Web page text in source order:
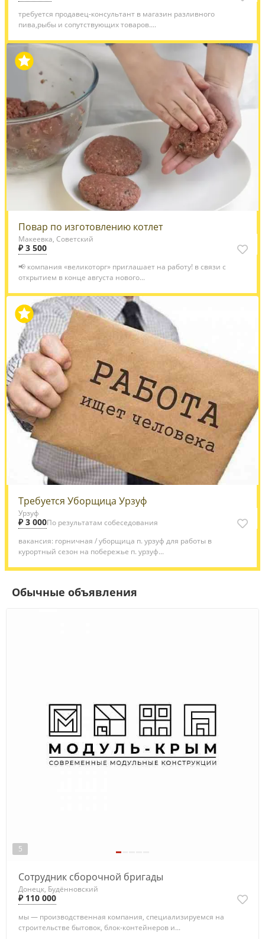
требуется продавец-консультант в магазин разливного
пива,рыбы и сопутствующих товаров....
Повар по изготовлению котлет
Макеевка, Советский
₽ 3 500
📢 компания «великоторг» приглашает на работу! в связи с
открытием в конце августа нового...
Требуется Уборщица Урзуф
Урзуф
₽ 3 000По результатам собеседования
вакансия: горничная / уборщица п. урзуф для работы в
курортный сезон на побережье п. урзуф...
Обычные объявления
5
Сотрудник сборочной бригады
Донецк, Будённовский
₽ 110 000
мы — производственная компания, специализируемся на
строительстве бытовок, блок-контейнеров и...